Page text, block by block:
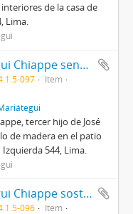
de la casa de
Lima.
José Carlos Mariátegui Chiappe sentado en su caballo de madera
097
Item
tercer hijo de José
de madera en el patio
544, Lima.
José Carlos Mariátegui Chiappe sostenido por Trinidad Millares
096
Item